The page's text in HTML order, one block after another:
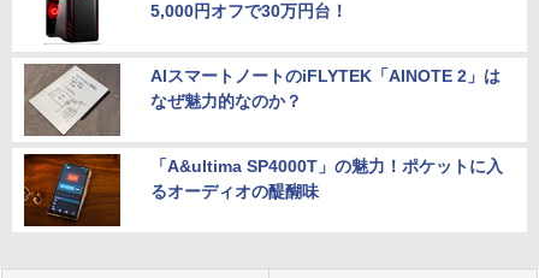
5,000円オフで30万円台！
AIスマートノートのiFLYTEK「AINOTE 2」は
なぜ魅力的なのか？
「A&ultima SP4000T」の魅力！ポケットに入
るオーディオの醍醐味